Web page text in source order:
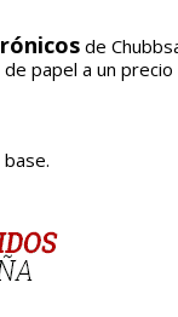
de
papel a un precio